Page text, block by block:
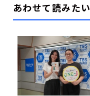
あわせて読みたい